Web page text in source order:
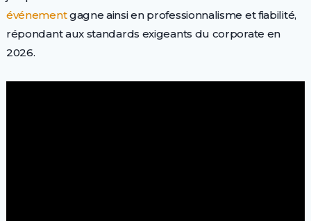
événementgagne ainsi en professionnalisme et fiabilité,
répondant aux standards exigeants du corporate en
2026.